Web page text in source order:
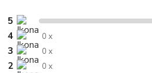
5
4
0 x
3 0 x
2 0 x